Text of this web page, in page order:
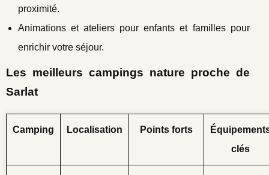
proximité.
Animations et ateliers pour enfants et familles pour
enrichir votre séjour.
Les meilleurs campings nature proche de
Sarlat
Camping Localisation Points forts
clés